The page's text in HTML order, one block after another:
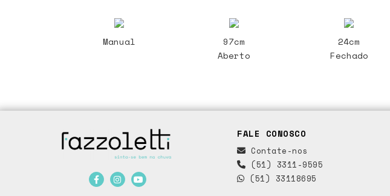
Manual
97cm
Aberto
24cm
Fechado
FALE CONOSCO
Contate-nos
(51) 3311-9595
(51) 33118695